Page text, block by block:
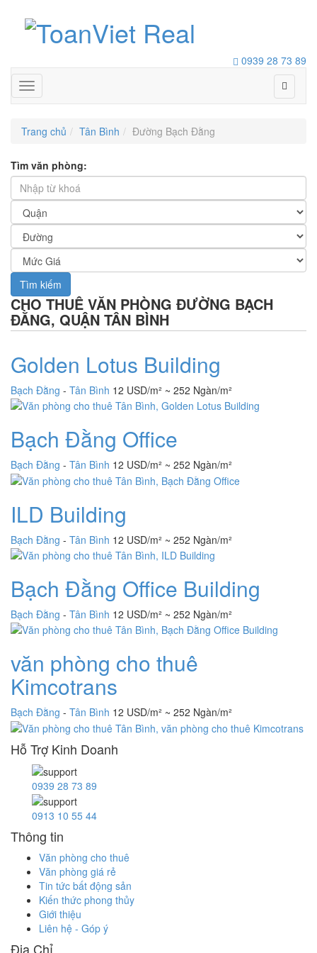
0939 28 73 89
Toggle
navigation
Trang chủ Tân Bình Đường Bạch Đằng
Tìm văn phòng:
Tìm kiếm
CHO THUÊ VĂN PHÒNG ĐƯỜNG BẠCH
ĐẰNG, QUẬN TÂN BÌNH
Golden Lotus Building
Bạch Đằng - Tân Bình 12 USD/m² ~ 252 Ngàn/m²
Bạch Đằng Office
Bạch Đằng - Tân Bình 12 USD/m² ~ 252 Ngàn/m²
ILD Building
Bạch Đằng - Tân Bình 12 USD/m² ~ 252 Ngàn/m²
Bạch Đằng Office Building
Bạch Đằng - Tân Bình 12 USD/m² ~ 252 Ngàn/m²
văn phòng cho thuê
Kimcotrans
Bạch Đằng - Tân Bình 12 USD/m² ~ 252 Ngàn/m²
Hỗ Trợ Kinh Doanh
0939 28 73 89
0913 10 55 44
Thông tin
Văn phòng cho thuê
Văn phòng giá rẻ
Tin tức bất động sản
Kiến thức phong thủy
Giới thiệu
Liên hệ - Góp ý
Địa Chỉ